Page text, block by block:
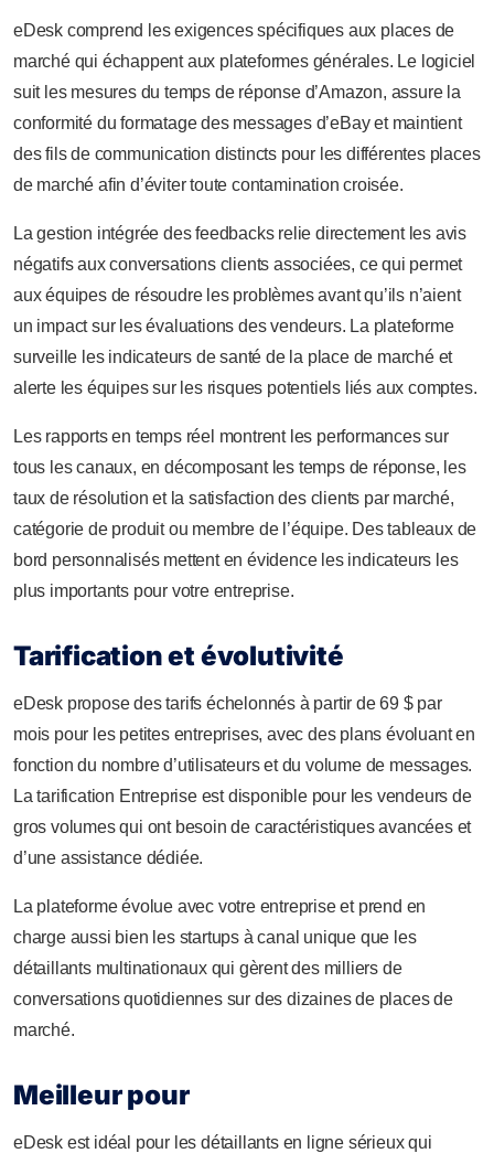
eDesk comprend les exigences spécifiques aux places de
marché qui échappent aux plateformes générales. Le logiciel
suit les mesures du temps de réponse d’Amazon, assure la
conformité du formatage des messages d’eBay et maintient
des fils de communication distincts pour les différentes places
de marché afin d’éviter toute contamination croisée.
La gestion intégrée des feedbacks relie directement les avis
négatifs aux conversations clients associées, ce qui permet
aux équipes de résoudre les problèmes avant qu’ils n’aient
un impact sur les évaluations des vendeurs. La plateforme
surveille les indicateurs de santé de la place de marché et
alerte les équipes sur les risques potentiels liés aux comptes.
Les rapports en temps réel montrent les performances sur
tous les canaux, en décomposant les temps de réponse, les
taux de résolution et la satisfaction des clients par marché,
catégorie de produit ou membre de l’équipe. Des tableaux de
bord personnalisés mettent en évidence les indicateurs les
plus importants pour votre entreprise.
Tarification et évolutivité
eDesk propose des tarifs échelonnés à partir de 69 $ par
mois pour les petites entreprises, avec des plans évoluant en
fonction du nombre d’utilisateurs et du volume de messages.
La tarification Entreprise est disponible pour les vendeurs de
gros volumes qui ont besoin de caractéristiques avancées et
d’une assistance dédiée.
La plateforme évolue avec votre entreprise et prend en
charge aussi bien les startups à canal unique que les
détaillants multinationaux qui gèrent des milliers de
conversations quotidiennes sur des dizaines de places de
marché.
Meilleur pour
eDesk est idéal pour les détaillants en ligne sérieux qui